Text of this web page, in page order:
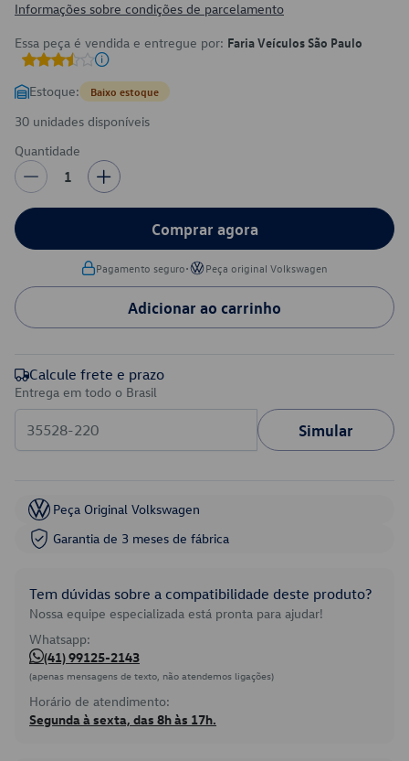
Informações sobre condições de parcelamento
Essa peça é vendida e entregue por: Faria Veículos São Paulo
Estoque: Baixo estoque
30 unidades disponíveis
Quantidade
1
Comprar agora
Pagamento seguro• Peça original Volkswagen
Adicionar ao carrinho
Calcule frete e prazo
Entrega em todo o Brasil
Simular
Peça Original Volkswagen
Garantia de 3 meses de fábrica
Tem dúvidas sobre a compatibilidade deste produto?
Nossa equipe especializada está pronta para ajudar!
Whatsapp:
(41) 99125-2143
(apenas mensagens de texto, não atendemos ligações)
Horário de atendimento:
Segunda à sexta, das 8h às 17h.